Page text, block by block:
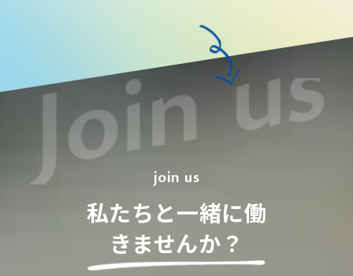
join us
私たちと一緒に働
きませんか？